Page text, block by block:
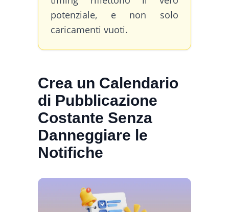
potenziale, e non solo
caricamenti vuoti.
Crea un Calendario
di Pubblicazione
Costante Senza
Danneggiare le
Notifiche